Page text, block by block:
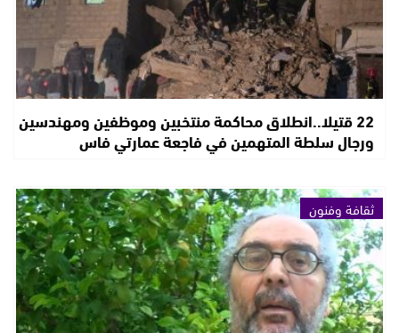
22 قتيلا..انطلاق محاكمة منتخبين وموظفين ومهندسين
ورجال سلطة المتهمين في فاجعة عمارتي فاس
ثقافة وفنون